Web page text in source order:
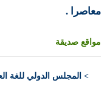
معاصرا .
مواقع صديقة
> المجلس الدولي للغة